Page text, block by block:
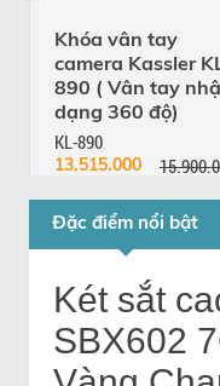
Khóa vân tay
camera Kassler
890 ( Vân tay
dạng 360 độ)
KL-890
13.515.000
Đặc điểm nổi bật
Két sắt
SBX602